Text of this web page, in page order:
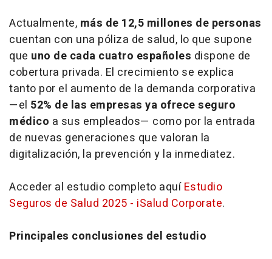
Actualmente, más de 12,5 millones de personas
cuentan con una póliza de salud, lo que supone
que uno de cada cuatro españoles dispone de
cobertura privada. El crecimiento se explica
tanto por el aumento de la demanda corporativa
—el 52% de las empresas ya ofrece seguro
médico a sus empleados— como por la entrada
de nuevas generaciones que valoran la
digitalización, la prevención y la inmediatez.
Acceder al estudio completo aquíEstudio
Seguros de Salud 2025 - iSalud Corporate.
Principales conclusiones del estudio